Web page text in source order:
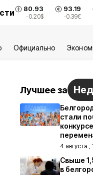
80.93
-0.20$
93.19
-0.39€
Официально
Лучшее за
стали
4 августа ,
Свыше
в